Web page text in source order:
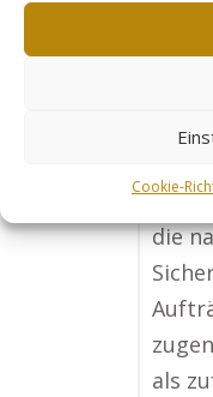
Cookie-
klar
die
als